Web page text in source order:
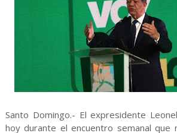
Santo Domingo.- El expresidente
hoy durante el encuentro semanal que